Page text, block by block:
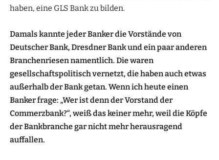
haben, eine GLS Bank zu bilden.
Damals kannte jeder Banker die Vorstände von
Deutscher Bank, Dresdner Bank und ein paar anderen
Branchenriesen namentlich. Die waren
gesellschaftspolitisch vernetzt, die haben auch etwas
außerhalb der Bank getan. Wenn ich heute einen
Banker frage: „Wer ist denn der Vorstand der
Commerzbank?“, weiß das keiner mehr, weil die Köpfe
der Bankbranche gar nicht mehr herausragend
auffallen.